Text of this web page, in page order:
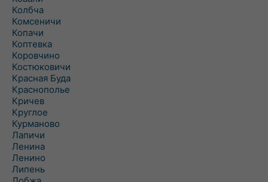
Колбча
Комсеничи
Копачи
Коптевка
Коровчино
Костюковичи
Красная Буда
Краснополье
Кричев
Круглое
Курманово
Лапичи
Ленина
Ленино
Липень